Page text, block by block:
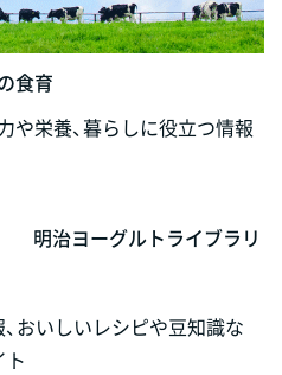
食育
や栄養、暮らしに役立つ情報
明治ヨーグルトライブラリ
おいしいレシピや豆知識な
ト